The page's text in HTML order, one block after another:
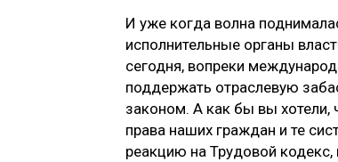
И уже когда волна
исполнительные органы
сегодня, вопреки
поддержать отраслевую
законом. А как бы вы
права наших граждан и те
реакцию на Трудовой